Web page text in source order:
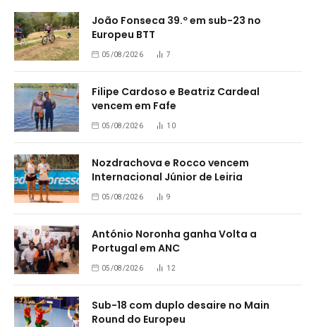
João Fonseca 39.º em sub-23 no
Europeu BTT
05/08/2026 7
Filipe Cardoso e Beatriz Cardeal
vencem em Fafe
05/08/2026 10
Nozdrachova e Rocco vencem
Internacional Júnior de Leiria
05/08/2026 9
António Noronha ganha Volta a
Portugal em ANC
05/08/2026 12
Sub-18 com duplo desaire no Main
Round do Europeu